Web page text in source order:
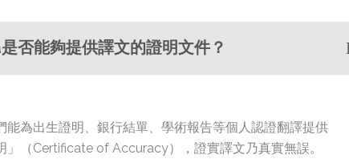
否能夠提供譯文的證明文件？
能為出生證明、銀行結單、學術報告等個人認證翻譯提供
」（Certificate of Accuracy），證實譯文乃真實無誤。